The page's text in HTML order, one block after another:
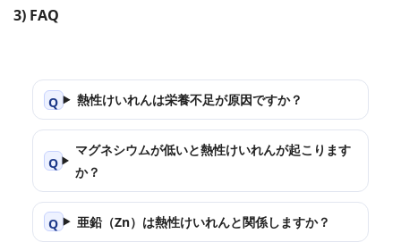
3) FAQ
熱性けいれんは栄養不足が原因ですか？
マグネシウムが低いと熱性けいれんが起こります
か？
亜鉛（Zn）は熱性けいれんと関係しますか？